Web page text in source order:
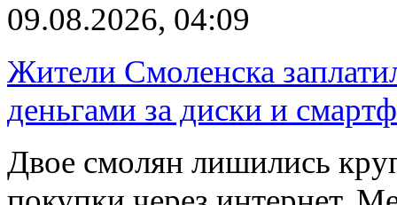
09.08.2026, 04:09
Жители Смоленска
деньгами за диски и
Двое смолян лишились